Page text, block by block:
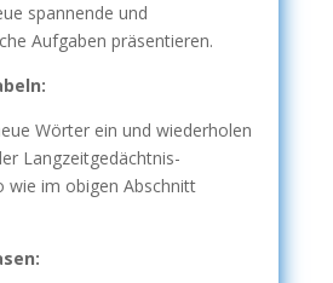
spannende und
Aufgaben präsentieren.
Wörter ein und wiederholen
Langzeitgedächtnis-
wie im obigen Abschnitt